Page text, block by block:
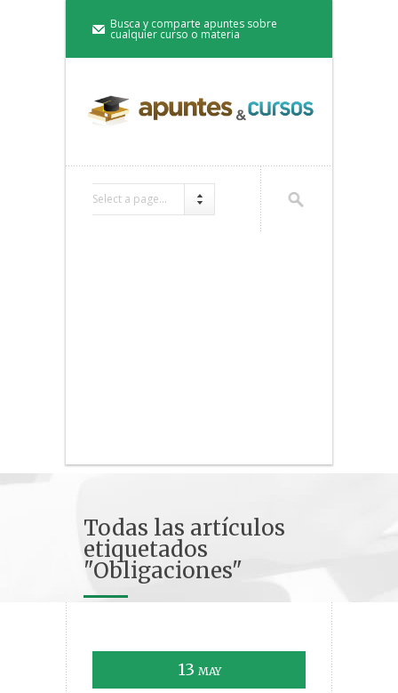
Busca y comparte apuntes sobre
cualquier curso o materia
Select a page...
Todas las artículos
etiquetados
"Obligaciones"
13 MAY